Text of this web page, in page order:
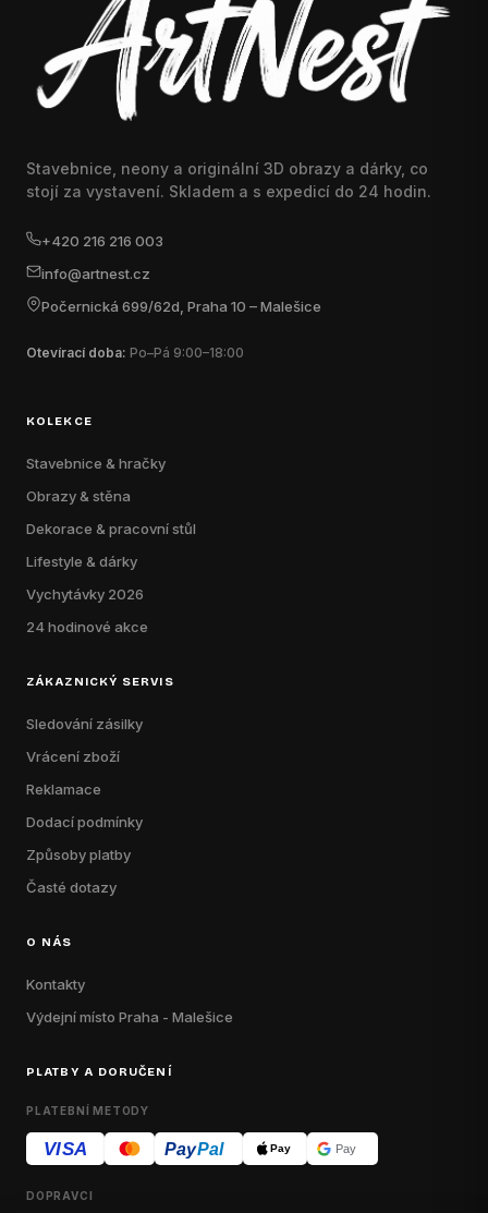
Stavebnice, neony a originální 3D obrazy a dárky, co
stojí za vystavení. Skladem a s expedicí do 24 hodin.
+420 216 216 003
info@artnest.cz
Počernická 699/62d, Praha 10 – Malešice
Otevírací doba: Po–Pá 9:00–18:00
KOLEKCE
Stavebnice & hračky
Obrazy & stěna
Dekorace & pracovní stůl
Lifestyle & dárky
Vychytávky 2026
24 hodinové akce
ZÁKAZNICKÝ SERVIS
Sledování zásilky
Vrácení zboží
Reklamace
Dodací podmínky
Způsoby platby
Časté dotazy
O NÁS
Kontakty
Výdejní místo Praha - Malešice
PLATBY A DORUČENÍ
PLATEBNÍ METODY
VISA PayPal Pay Pay
DOPRAVCI